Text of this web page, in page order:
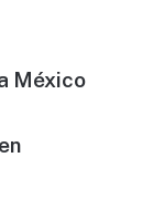
México